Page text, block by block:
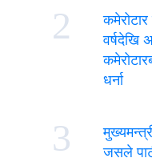
2
वर्षदेखि
धर्ना
3
जसले